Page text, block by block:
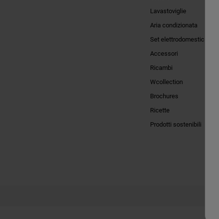
Lavastoviglie
Aria condizionata
Set elettrodomestici
Accessori
Ricambi
Wcollection
Brochures
Ricette
Prodotti sostenibili